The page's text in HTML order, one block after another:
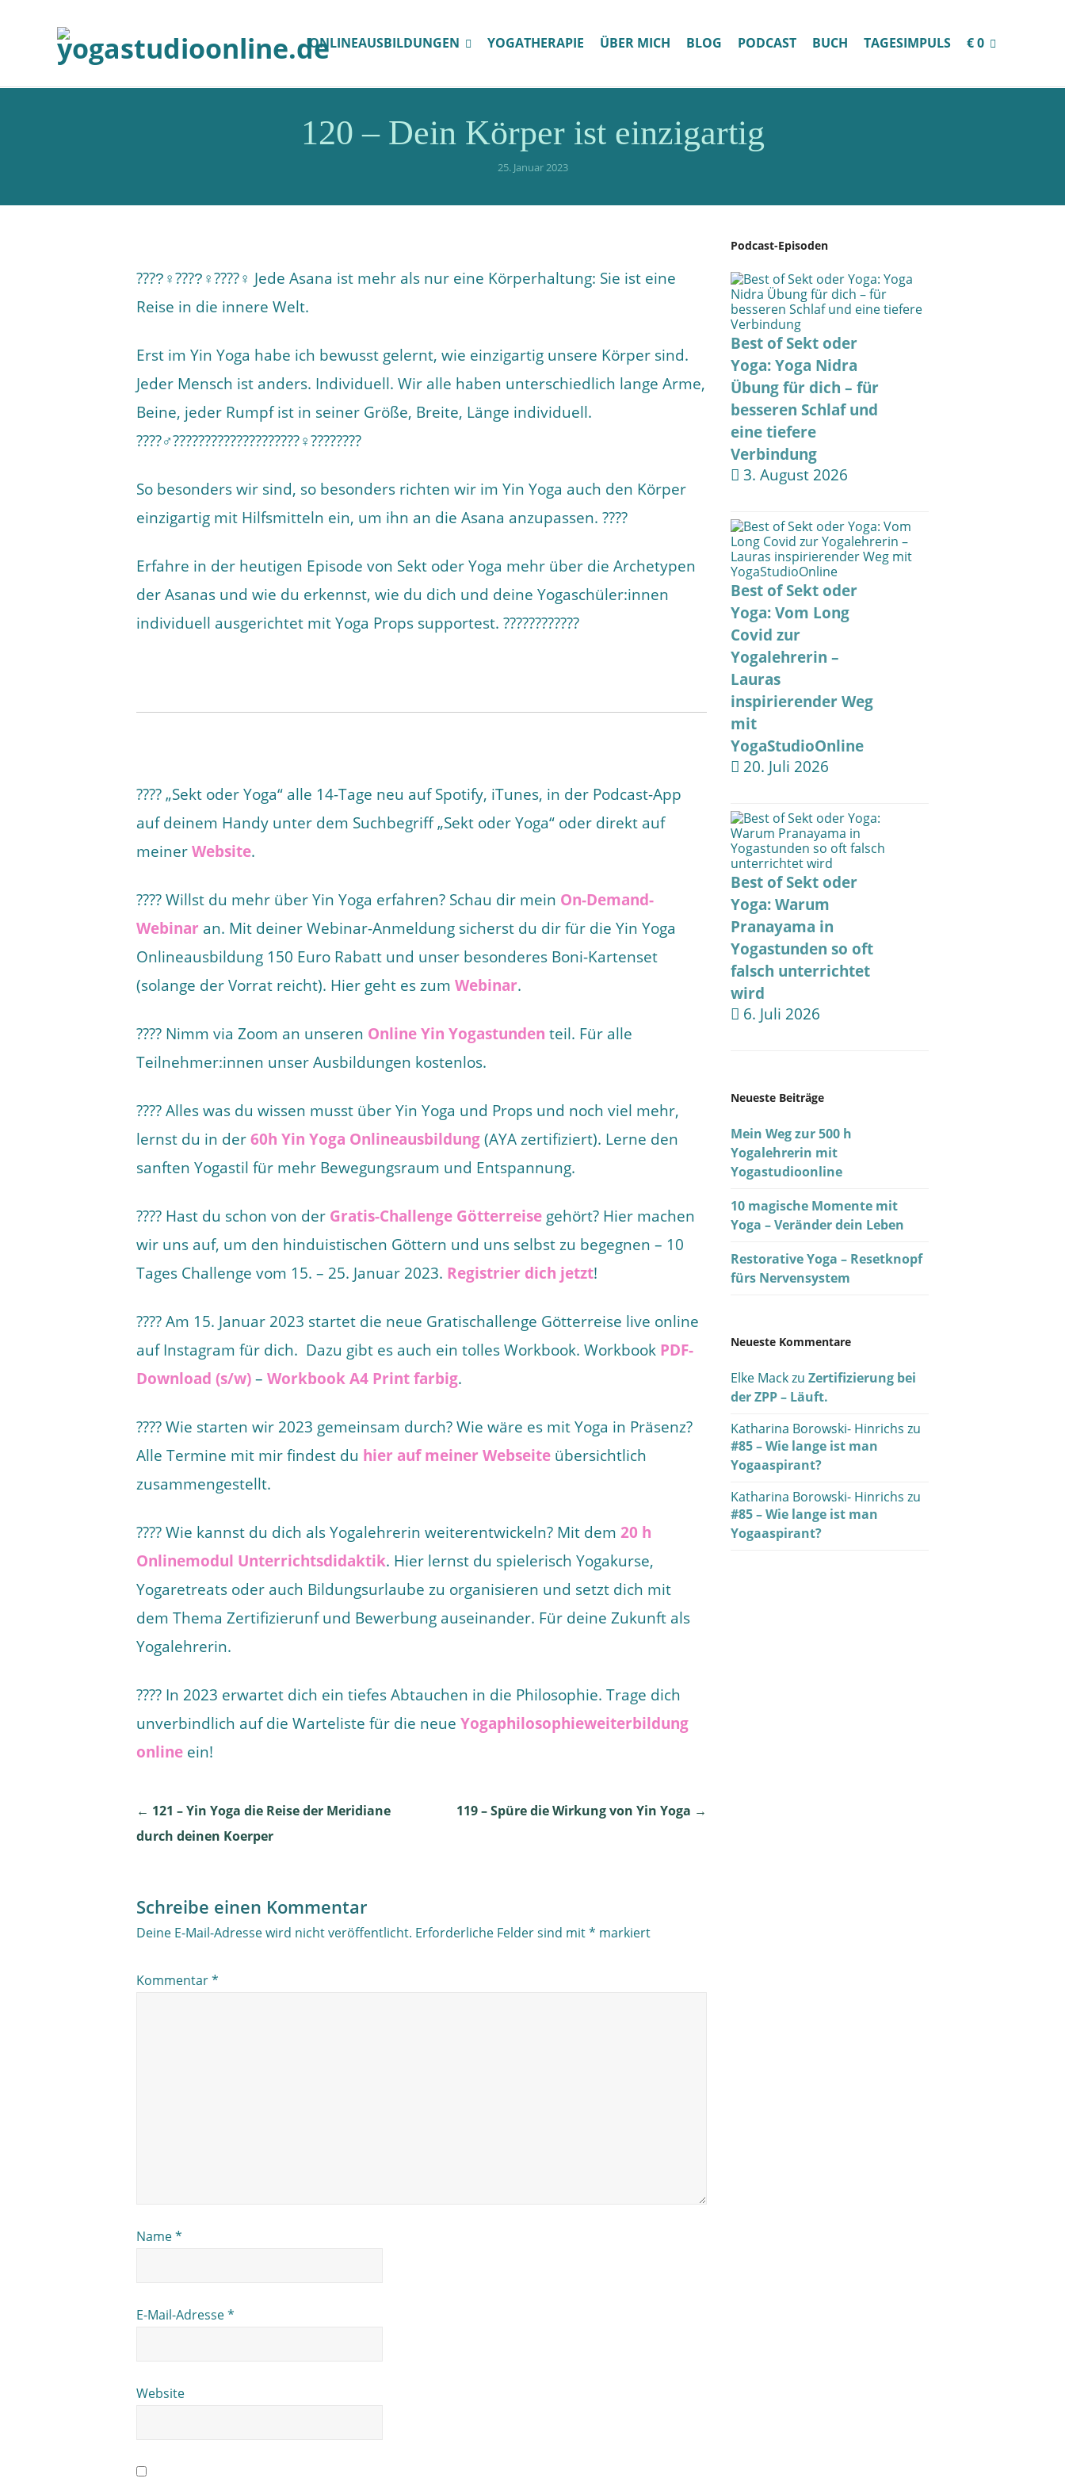
ONLINEAUSBILDUNGEN YOGATHERAPIE ÜBER MICH BLOG PODCAST BUCH TAGESIMPULS € 0
120 – Dein Körper ist einzigartig
25. Januar 2023
????‍♀????‍♀????‍♀️ Jede Asana ist mehr als nur eine Körperhaltung: Sie ist eine
Reise in die innere Welt.
Erst im Yin Yoga habe ich bewusst gelernt, wie einzigartig unsere Körper sind.
Jeder Mensch ist anders. Individuell. Wir alle haben unterschiedlich lange Arme,
Beine, jeder Rumpf ist in seiner Größe, Breite, Länge individuell.
????‍♂️????????‍????????????‍♀️????‍????
So besonders wir sind, so besonders richten wir im Yin Yoga auch den Körper
einzigartig mit Hilfsmitteln ein, um ihn an die Asana anzupassen. ????
Erfahre in der heutigen Episode von Sekt oder Yoga mehr über die Archetypen
der Asanas und wie du erkennst, wie du dich und deine Yogaschüler:innen
individuell ausgerichtet mit Yoga Props supportest. ????????????
???? „Sekt oder Yoga“ alle 14-Tage neu auf Spotify, iTunes, in der Podcast-App
auf deinem Handy unter dem Suchbegriff „Sekt oder Yoga“ oder direkt auf
meinerWebsite.
???? Willst du mehr über Yin Yoga erfahren? Schau dir mein On-Demand-
Webinar an. Mit deiner Webinar-Anmeldung sicherst du dir für die Yin Yoga
Onlineausbildung 150 Euro Rabatt und unser besonderes Boni-Kartenset
(solange der Vorrat reicht). Hier geht es zum Webinar.
???? Nimm via Zoom an unseren Online Yin Yogastunden teil. Für alle
Teilnehmer:innen unser Ausbildungen kostenlos.
???? Alles was du wissen musst über Yin Yoga und Props und noch viel mehr,
lernst du in der60h Yin Yoga Onlineausbildung(AYA zertifiziert). Lerne den
sanften Yogastil für mehr Bewegungsraum und Entspannung.
???? Hast du schon von der Gratis-Challenge Götterreise gehört? Hier machen
wir uns auf, um den hinduistischen Göttern und uns selbst zu begegnen – 10
Tages Challenge vom 15. – 25. Januar 2023. Registrier dich jetzt!
???? Am 15. Januar 2023 startet die neue Gratischallenge Götterreise live online
auf Instagram für dich. Dazu gibt es auch ein tolles Workbook. Workbook PDF-
Download (s/w)– Workbook A4 Print farbig.
???? Wie starten wir 2023 gemeinsam durch? Wie wäre es mit Yoga in Präsenz?
Alle Termine mit mir findest du hier auf meiner Webseite übersichtlich
zusammengestellt.
???? Wie kannst du dich als Yogalehrerin weiterentwickeln? Mit dem 20 h
Onlinemodul Unterrichtsdidaktik. Hier lernst du spielerisch Yogakurse,
Yogaretreats oder auch Bildungsurlaube zu organisieren und setzt dich mit
dem Thema Zertifizierunf und Bewerbung auseinander. Für deine Zukunft als
Yogalehrerin.
???? In 2023 erwartet dich ein tiefes Abtauchen in die Philosophie. Trage dich
unverbindlich auf die Warteliste für die neue Yogaphilosophieweiterbildung
online ein!
Post
navigation
← 121 – Yin Yoga die Reise der Meridiane
durch deinen Koerper
119 – Spüre die Wirkung von Yin Yoga →
Schreibe einen Kommentar
Deine E-Mail-Adresse wird nicht veröffentlicht. Erforderliche Felder sind mit* markiert
Kommentar*
Name*
E-Mail-Adresse*
Website
Podcast-Episoden
Best of Sekt oder
Yoga: Yoga Nidra
Übung für dich – für
besseren Schlaf und
eine tiefere
Verbindung
3. August 2026
Best of Sekt oder
Yoga: Vom Long
Covid zur
Yogalehrerin –
Lauras
inspirierender Weg
mit
YogaStudioOnline
20. Juli 2026
Best of Sekt oder
Yoga: Warum
Pranayama in
Yogastunden so oft
falsch unterrichtet
wird
6. Juli 2026
Neueste Beiträge
Mein Weg zur 500 h
Yogalehrerin mit
Yogastudioonline
10 magische Momente mit
Yoga – Veränder dein Leben
Restorative Yoga – Resetknopf
fürs Nervensystem
Neueste Kommentare
Elke Mackzu Zertifizierung bei
der ZPP – Läuft.
Katharina Borowski- Hinrichs zu
#85 – Wie lange ist man
Yogaaspirant?
Katharina Borowski- Hinrichs zu
#85 – Wie lange ist man
Yogaaspirant?